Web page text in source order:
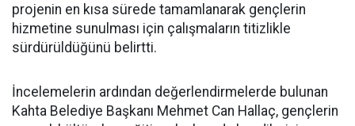
projenin en kısa sürede tamamlanarak gençlerin
hizmetine sunulması için çalışmaların titizlikle
sürdürüldüğünü belirtti.
İncelemelerin ardından değerlendirmelerde bulunan
Kahta Belediye Başkanı Mehmet Can Hallaç, gençlerin